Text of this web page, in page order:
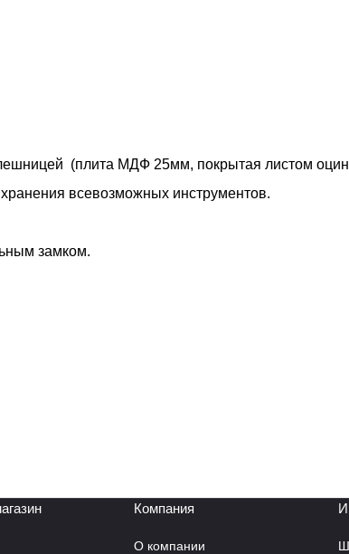
(плита МДФ 25мм, покрытая листом
всевозможных инструментов.
замком.
Компания
О компании